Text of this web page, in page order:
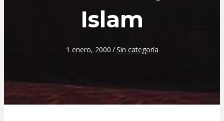
Islam
1 enero, 2000 /Sin categoría